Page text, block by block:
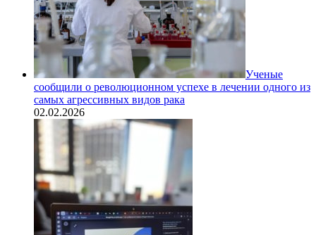
Ученые
сообщили о революционном успехе в лечении одного из
самых агрессивных видов рака
02.02.2026